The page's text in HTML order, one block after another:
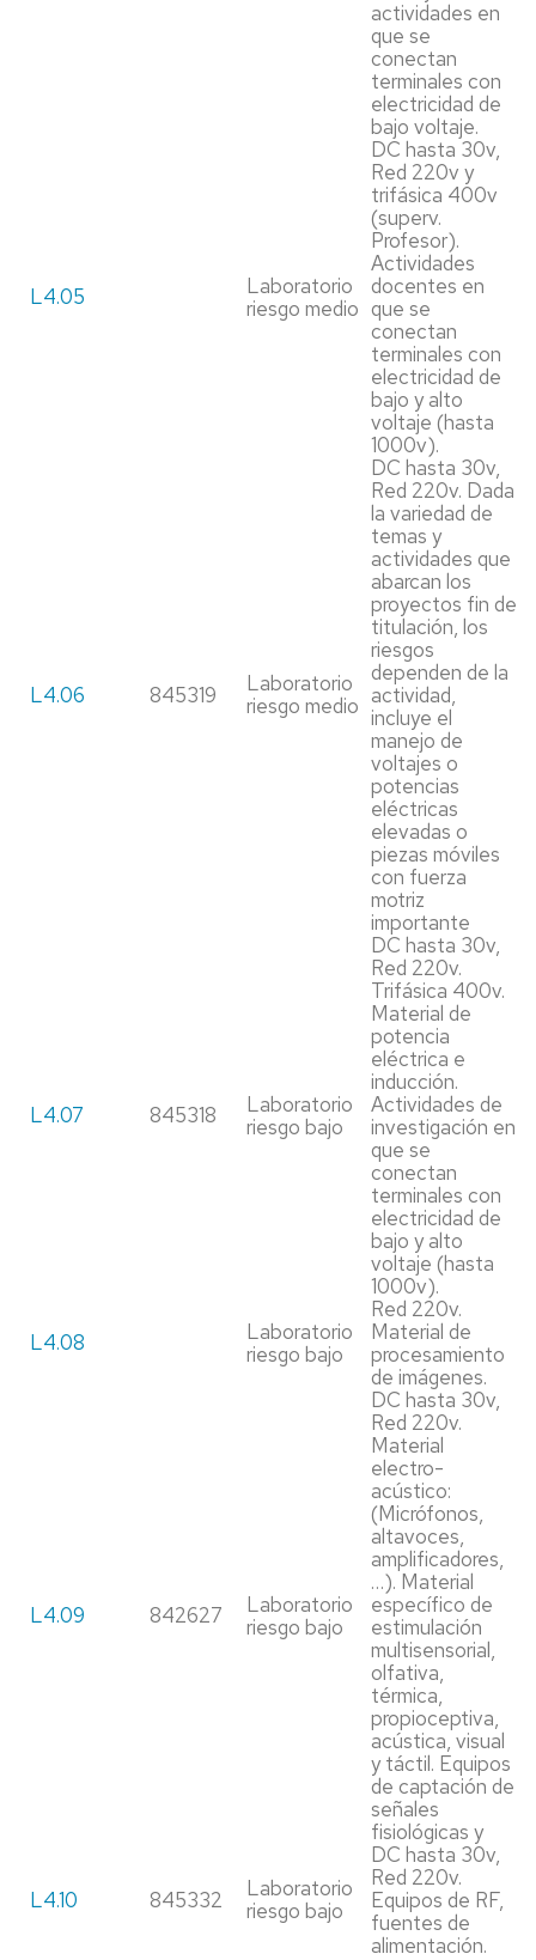
actividades en
que se
conectan
terminales con
electricidad de
bajo voltaje.
L4.05
Laboratorio
riesgo medio
DC hasta 30v,
Red 220v y
trifásica 400v
(superv.
Profesor).
Actividades
docentes en
que se
conectan
terminales con
electricidad de
bajo y alto
voltaje (hasta
1000v).
L4.06 845319
Laboratorio
riesgo medio
DC hasta 30v,
Red 220v. Dada
la variedad de
temas y
actividades que
abarcan los
proyectos fin de
titulación, los
riesgos
dependen de la
actividad,
incluye el
manejo de
voltajes o
potencias
eléctricas
elevadas o
piezas móviles
con fuerza
motriz
importante
L4.07 845318
Laboratorio
riesgo bajo
DC hasta 30v,
Red 220v.
Trifásica 400v.
Material de
potencia
eléctrica e
inducción.
Actividades de
investigación en
que se
conectan
terminales con
electricidad de
bajo y alto
voltaje (hasta
1000v).
L4.08
Laboratorio
riesgo bajo
Red 220v.
Material de
procesamiento
de imágenes.
L4.09 842627
Laboratorio
riesgo bajo
DC hasta 30v,
Red 220v.
Material
electro-
acústico:
(Micrófonos,
altavoces,
amplificadores,
…). Material
específico de
estimulación
multisensorial,
olfativa,
térmica,
propioceptiva,
acústica, visual
y táctil. Equipos
de captación de
señales
fisiológicas y
L4.10 845332
Laboratorio
riesgo bajo
DC hasta 30v,
Red 220v.
Equipos de RF,
fuentes de
alimentación.